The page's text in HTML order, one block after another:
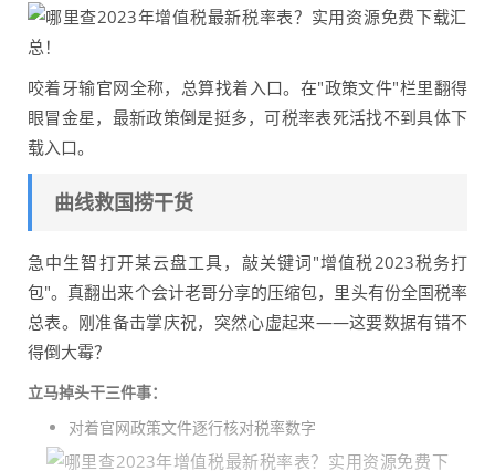
咬着牙输官网全称，总算找着入口。在"政策文件"栏里翻得
眼冒金星，最新政策倒是挺多，可税率表死活找不到具体下
载入口。
曲线救国捞干货
急中生智打开某云盘工具，敲关键词"增值税2023税务打
包"。真翻出来个会计老哥分享的压缩包，里头有份全国税率
总表。刚准备击掌庆祝，突然心虚起来——这要数据有错不
得倒大霉？
立马掉头干三件事：
对着官网政策文件逐行核对税率数字